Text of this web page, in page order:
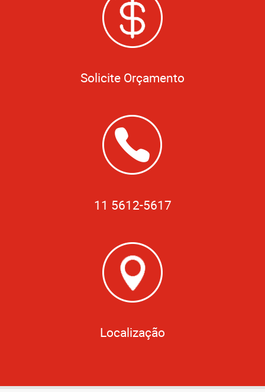
Solicite Orçamento
11 5612-5617
Localização